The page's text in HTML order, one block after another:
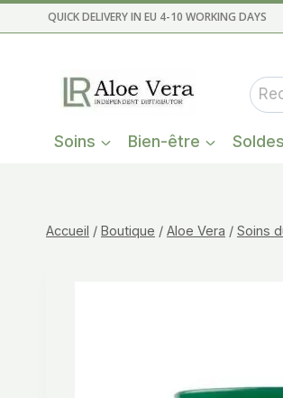
au
QUICK DELIVERY IN EU 4-10 WORKING DAYS
Soins Bien-être Soldes
Accueil / Boutique / Aloe Vera / Soins